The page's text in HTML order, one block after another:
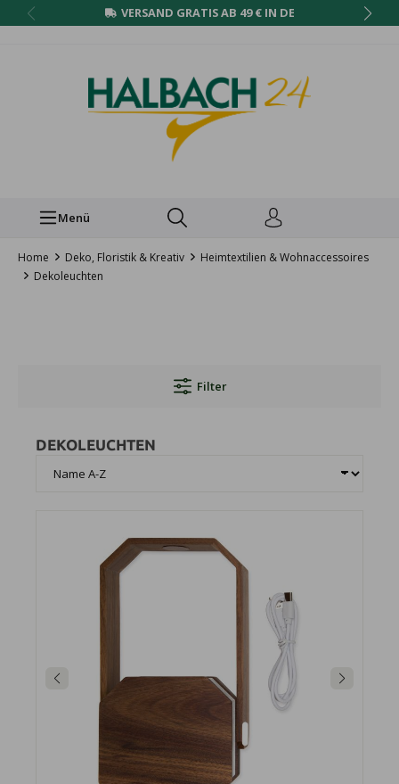
VERSAND GRATIS AB 49 € IN DE
Menü
Home Deko, Floristik & Kreativ
Heimtextilien & Wohnaccessoires
Dekoleuchten
Filter
DEKOLEUCHTEN